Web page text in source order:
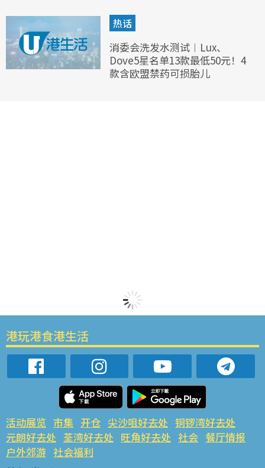
热话
消委会洗发水测试︱Lux、
Dove5星名单13款最低50元！4
款含欧盟禁药可损胎儿
港玩港食港生活
活动展览 市集 开仓 尖沙咀好去处 铜锣湾好去处
元朗好去处 荃湾好去处 旺角好去处 社会 餐厅情报
户外郊游 社会福利